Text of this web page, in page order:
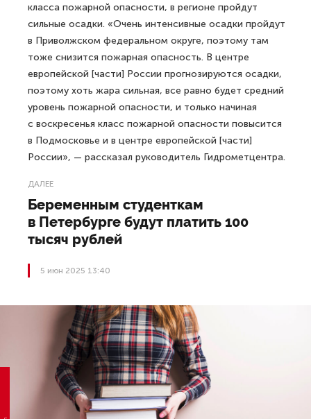
класса пожарной опасности, в регионе пройдут
сильные осадки. «Очень интенсивные осадки пройдут
в Приволжском федеральном округе, поэтому там
тоже снизится пожарная опасность. В центре
европейской [части] России прогнозируются осадки,
поэтому хоть жара сильная, все равно будет средний
уровень пожарной опасности, и только начиная
с воскресенья класс пожарной опасности повысится
в Подмосковье и в центре европейской [части]
России», — рассказал руководитель Гидрометцентра.
ДАЛЕЕ
Беременным студенткам
в Петербурге будут платить 100
тысяч рублей
5 июн 2025 13:40